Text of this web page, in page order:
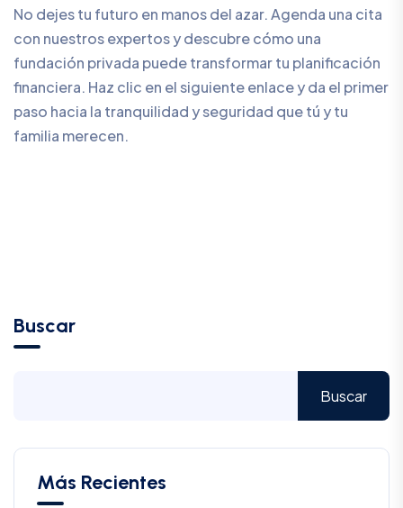
No dejes tu futuro en manos del azar. Agenda una cita
con nuestros expertos y descubre cómo una
fundación privada puede transformar tu planificación
financiera. Haz clic en el siguiente enlace y da el primer
paso hacia la tranquilidad y seguridad que tú y tu
familia merecen.
Buscar
Buscar
Más Recientes